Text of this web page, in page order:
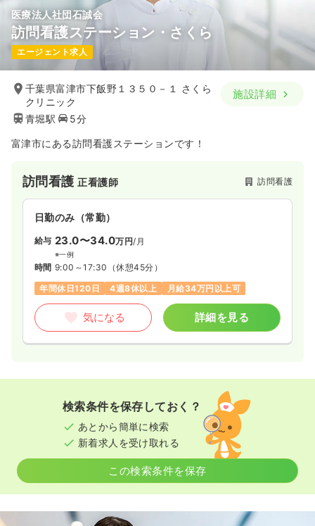
医療法人社団石誠会
訪問看護ステーション・さくら
エージェント求人
千葉県富津市下飯野１３５０－１ さくら
クリニック
青堀駅
5分
施設詳細
富津市にある訪問看護ステーションです！
訪問看護正看護師 訪問看護
日勤のみ（常勤）
給与 23.0〜34.0万円/月
※一例
時間 9:00～17:30 （休憩45分）
年間休日120日
4週8休以上 月給34万円以上可
気になる 詳細を見る
検索条件を保存しておく？
あとから簡単に検索
新着求人を受け取れる
この検索条件を保存